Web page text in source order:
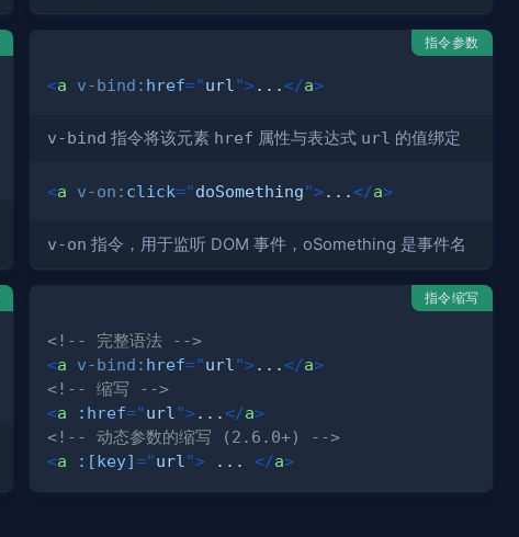
指令参数
<a v-bind: href="url ">...</a>
v-bind 指令将该元素 href 属性与表达式 url 的值绑定
<a v-on: click="doSomething">...</a>
v-on 指令，用于监听 DOM 事件，oSomething 是事件名
指令缩写
<!-- 完整语法 -->
<a v-bind: href="url ">...</a>
<!-- 缩写 -->
<a :href="url ">...</a>
<!-- 动态参数的缩写 (2.6.0+) -->
<a :[key]="url "> ... </a>